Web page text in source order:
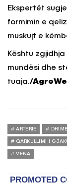
Ekspertët
formimin e
muskujt e
Kështu
mundësi dhe
tuaja./
ARTERIE
QARKULLIMI I
VENA